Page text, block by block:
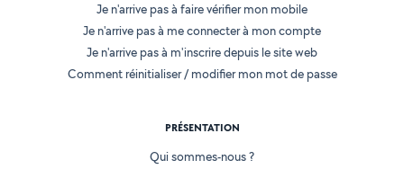
Je n'arrive pas à faire vérifier mon mobile
Je n'arrive pas à me connecter à mon compte
Je n'arrive pas à m'inscrire depuis le site web
Comment réinitialiser / modifier mon mot de passe
PRÉSENTATION
Qui sommes-nous ?